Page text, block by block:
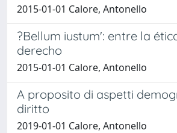
2015-01-01 Calore, Antonello
?Bellum iustum': entre la
derecho
2015-01-01 Calore, Antonello
A proposito di aspetti
diritto
2019-01-01 Calore, Antonello